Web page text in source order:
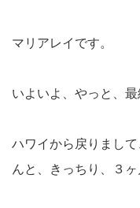
マリアレイです。
いよいよ、やっと、最
ハワイから戻りまし
んと、きっちり、３ヶ